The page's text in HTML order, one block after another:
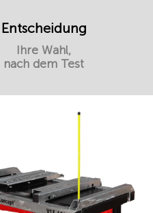
Entscheidung
Ihre Wahl,
nach dem Test